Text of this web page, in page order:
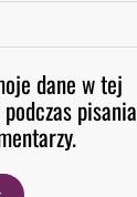
dane w tej
pisania